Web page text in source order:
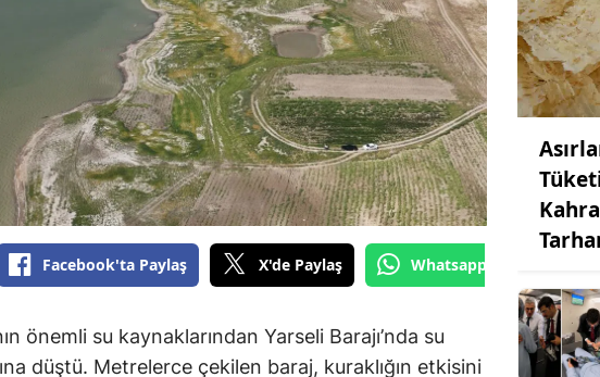
Facebook'ta Paylaş X'de Paylaş Whatsapp'tan Gönder
önemli su kaynaklarından Yarseli Barajı’nda su
düştü. Metrelerce çekilen baraj, kuraklığın etkisini